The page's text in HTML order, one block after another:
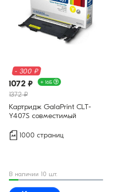
- 300 ₽
1072 ₽ + 16Б
1372 ₽
Картридж GalaPrint CLT-
Y407S совместимый
1000 страниц
В наличии 10 шт.